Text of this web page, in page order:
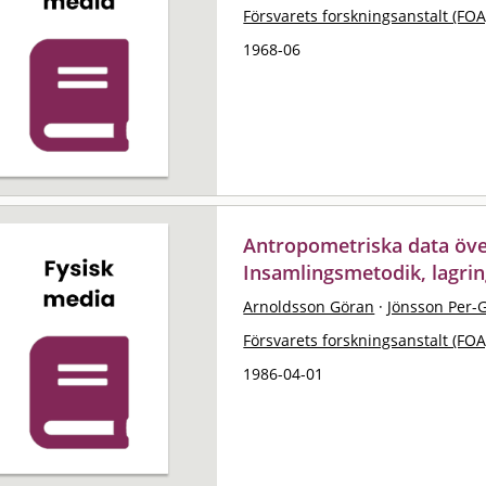
Försvarets forskningsanstalt
1968-06
Antropometriska data
Insamlingsmetodik,
Arnoldsson Göran · Jönsson Per-
Försvarets forskningsanstalt
1986-04-01